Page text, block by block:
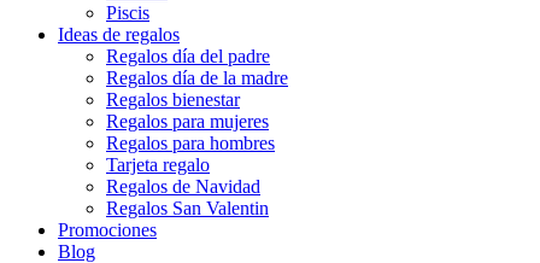
Piscis
Ideas de regalos
Regalos día del padre
Regalos día de la madre
Regalos bienestar
Regalos para mujeres
Regalos para hombres
Tarjeta regalo
Regalos de Navidad
Regalos San Valentin
Promociones
Blog